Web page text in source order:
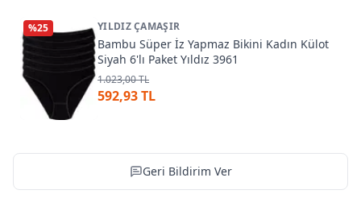
%25 YILDIZ ÇAMAŞIR
Bambu Süper İz Yapmaz Bikini Kadın Külot
Siyah 6'lı Paket Yıldız 3961
1.023,00 TL
592,93 TL
Geri Bildirim Ver